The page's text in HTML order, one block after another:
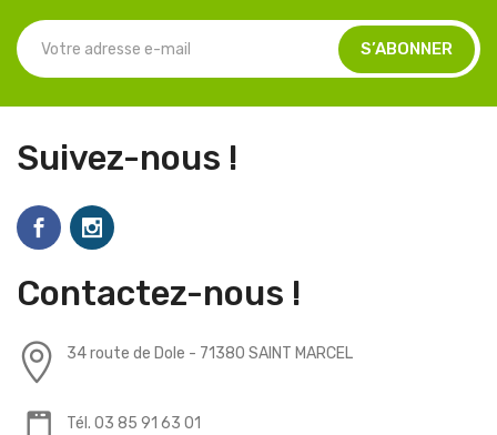
Suivez-nous !
Contactez-nous !
34 route de Dole - 71380 SAINT MARCEL
Tél. 03 85 91 63 01